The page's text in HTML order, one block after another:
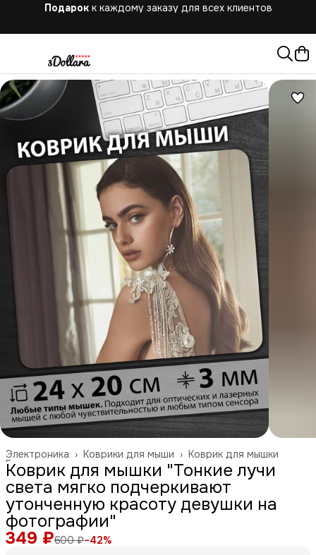
Коврик для мышки
Коврики для мыши ›
Электроника ›
Главная
Коврик для мышки "Тонкие лучи
света мягко подчеркивают
утонченную красоту девушки на
фотографии"
349 ₽600 ₽−42%